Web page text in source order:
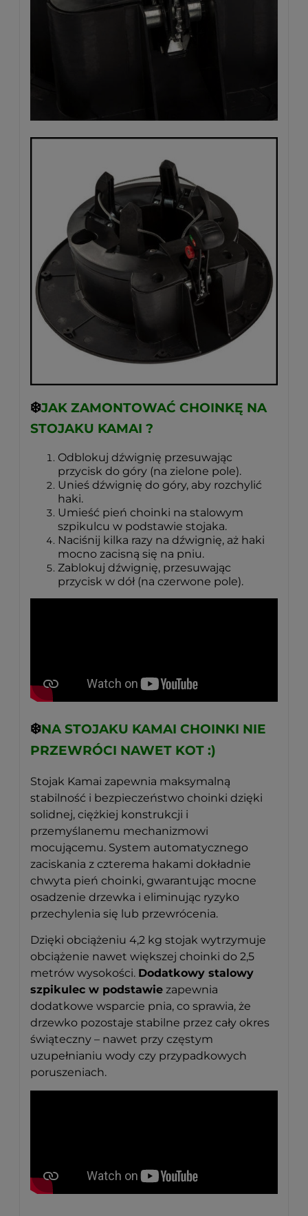
❄️JAK ZAMONTOWAĆ CHOINKĘ NA
STOJAKU KAMAI ?
Odblokuj dźwignię przesuwając
przycisk do góry (na zielone pole).
Unieś dźwignię do góry, aby rozchylić
haki.
Umieść pień choinki na stalowym
szpikulcu w podstawie stojaka.
Naciśnij kilka razy na dźwignię, aż haki
mocno zacisną się na pniu.
Zablokuj dźwignię, przesuwając
przycisk w dół (na czerwone pole).
❄️NA STOJAKU KAMAI CHOINKI NIE
PRZEWRÓCI NAWET KOT :)
Stojak Kamai zapewnia maksymalną
stabilność i bezpieczeństwo choinki dzięki
solidnej, ciężkiej konstrukcji i
przemyślanemu mechanizmowi
mocującemu. System automatycznego
zaciskania z czterema hakami dokładnie
chwyta pień choinki, gwarantując mocne
osadzenie drzewka i eliminując ryzyko
przechylenia się lub przewrócenia.
Dzięki obciążeniu 4,2 kg stojak wytrzymuje
obciążenie nawet większej choinki do 2,5
metrów wysokości. Dodatkowy stalowy
szpikulec w podstawie zapewnia
dodatkowe wsparcie pnia, co sprawia, że
drzewko pozostaje stabilne przez cały okres
świąteczny – nawet przy częstym
uzupełnianiu wody czy przypadkowych
poruszeniach.